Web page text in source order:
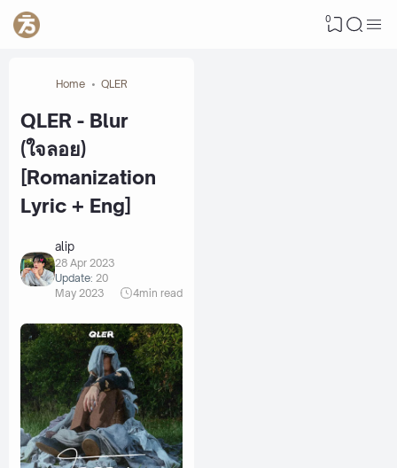
0
Home QLER
QLER - Blur
(ใจลอย)
[Romanization
Lyric + Eng]
alip
28 Apr 2023
Update: 20
May 2023
4min read